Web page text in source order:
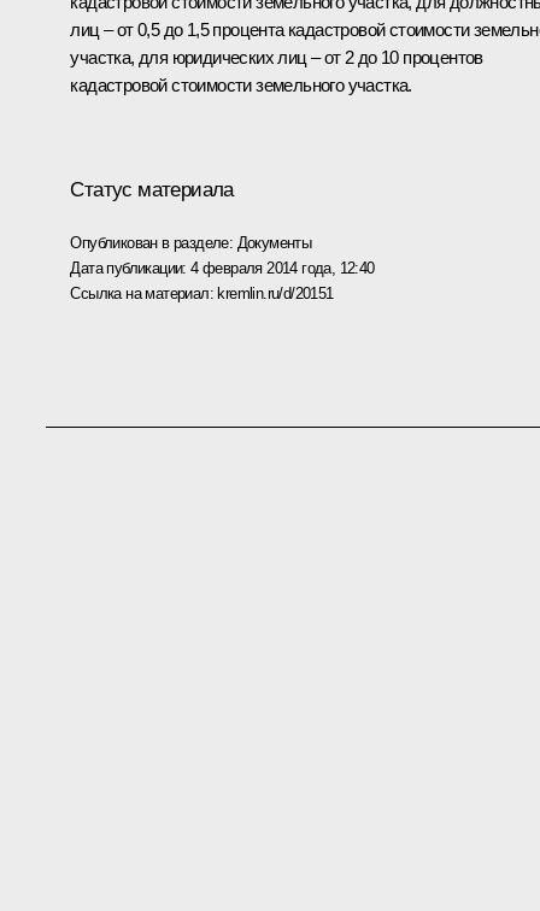
лиц – от 0,5 до 1,5 процента кадастровой стоимости
участка, для юридических лиц – от 2 до 10 процентов
кадастровой стоимости земельного участка.
Статус материала
Опубликован в разделе: Документы
Дата публикации:4 февраля 2014 года, 12:40
Ссылка на материал: kremlin.ru/d/20151